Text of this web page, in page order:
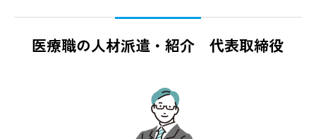
医療職の人材派遣・紹介 代表取締役